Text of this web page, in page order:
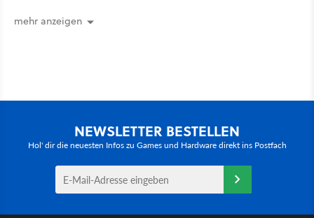
mehr anzeigen
NEWSLETTER BESTELLEN
Hol' dir die neuesten Infos zu Games und Hardware direkt ins Postfach